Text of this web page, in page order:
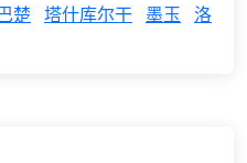
楚 塔什库尔干 墨玉 洛